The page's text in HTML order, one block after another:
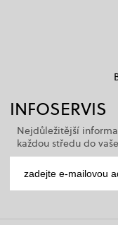
INFOSERVIS
Nejdůležitější
každou středu do